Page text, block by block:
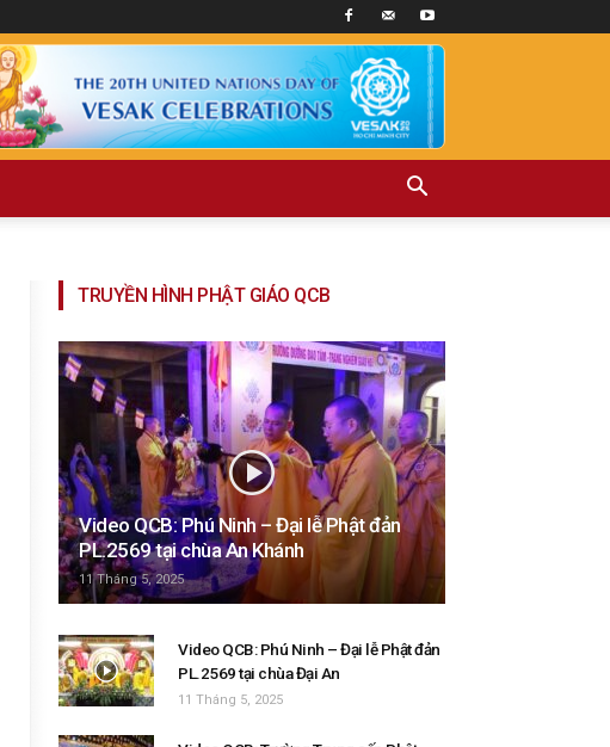
TRUYỀN HÌNH PHẬT GIÁO QCB
Video QCB: Phú Ninh – Đại lễ Phật đản
PL.2569 tại chùa An Khánh
11 Tháng 5, 2025
Video QCB: Phú Ninh – Đại lễ Phật đản
PL.2569 tại chùa Đại An
11 Tháng 5, 2025